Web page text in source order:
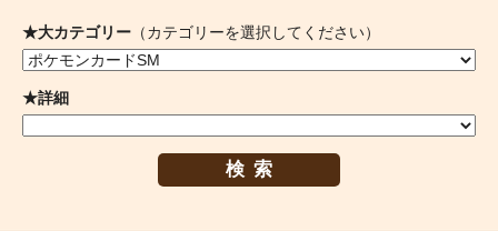
★大カテゴリー （カテゴリーを選択してください）
★詳細
検索